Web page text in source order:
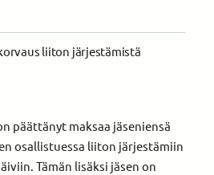
liiton järjestämistä
päättänyt maksaa jäseniensä
osallistuessa liiton järjestämiin
Tämän lisäksi jäsen on